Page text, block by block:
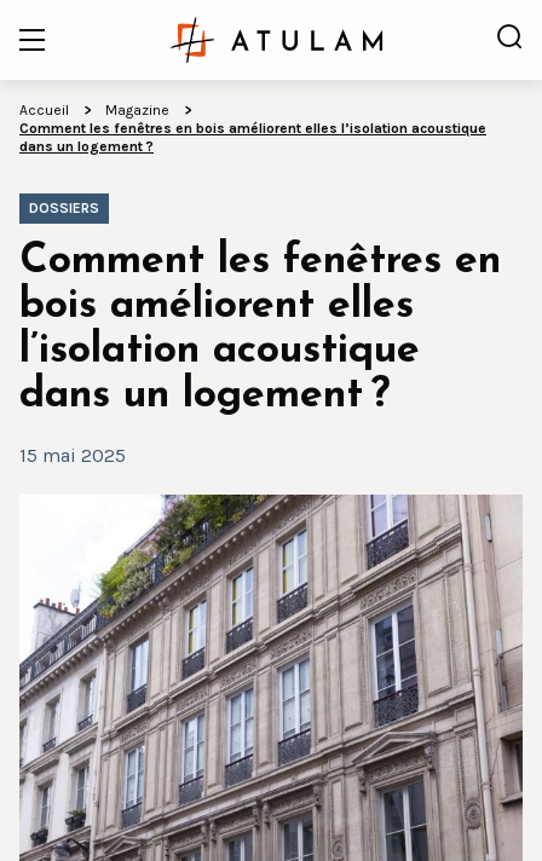
Accueil
Magazine
Comment les fenêtres en bois améliorent elles l’isolation acoustique
dans un logement ?
DOSSIERS
Comment les fenêtres en
bois améliorent elles
l’isolation acoustique
dans un logement ?
15 mai 2025